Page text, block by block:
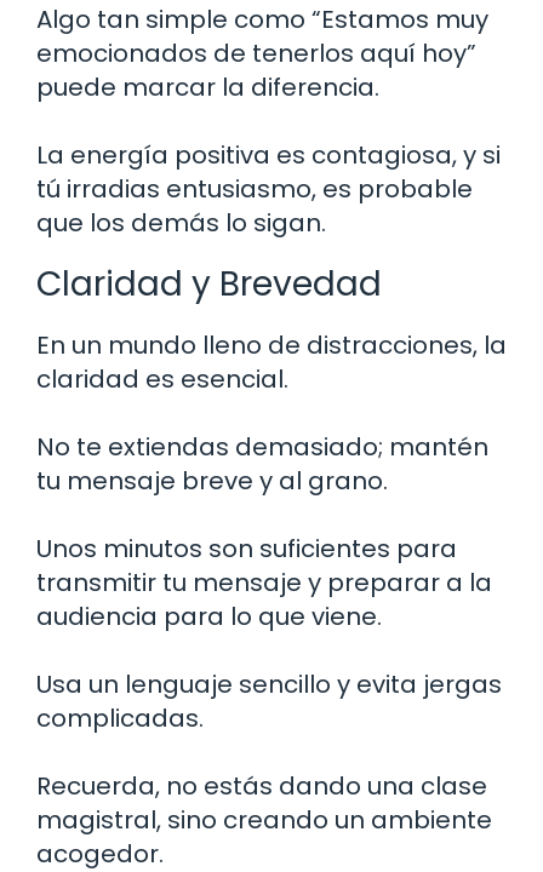
Algo tan simple como “Estamos muy
emocionados de tenerlos aquí hoy”
puede marcar la diferencia.
La energía positiva es contagiosa, y si
tú irradias entusiasmo, es probable
que los demás lo sigan.
Claridad y Brevedad
En un mundo lleno de distracciones, la
claridad es esencial.
No te extiendas demasiado; mantén
tu mensaje breve y al grano.
Unos minutos son suficientes para
transmitir tu mensaje y preparar a la
audiencia para lo que viene.
Usa un lenguaje sencillo y evita jergas
complicadas.
Recuerda, no estás dando una clase
magistral, sino creando un ambiente
acogedor.